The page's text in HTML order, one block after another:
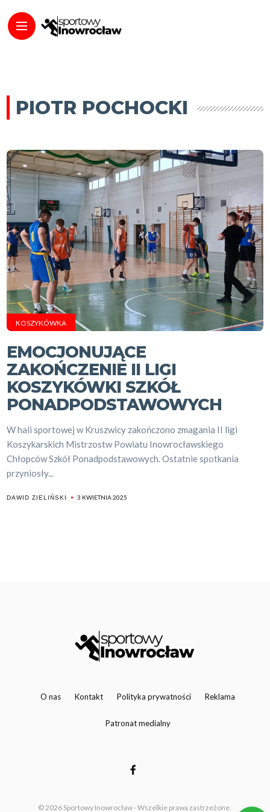
PIOTR POCHOCKI
KOSZYKÓWKA
EMOCJONUJĄCE
ZAKOŃCZENIE II LIGI
KOSZYKÓWKI SZKÓŁ
PONADPODSTAWOWYCH
W hali sportowej w Kruszwicy zakończono zmagania II ligi
Koszykarskich Mistrzostw Powiatu Inowrocławskiego
Chłopców Szkół Ponadpodstawowych. Ostatnie spotkania
przyniosły...
DAWID ZIELIŃSKI 3 KWIETNIA 2025
O nas Kontakt Polityka prywatności Reklama
Patronat medialny
© 2026 Sportowy Inowrocław - Wszelkie prawa zastrzeżone.